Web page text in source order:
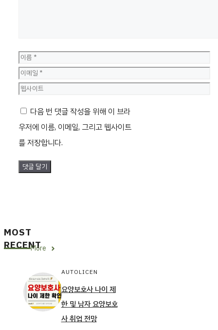
이
름
이
메
웹
트
다음 번 댓글 작성을 위해 이 브라
우저에 이름, 이메일, 그리고 웹사이트
를 저장합니다.
MOST
RECENT
More
AUTOLICEN
요양보호사 나이 제
한 및 남자 요양보호
사 취업 전망